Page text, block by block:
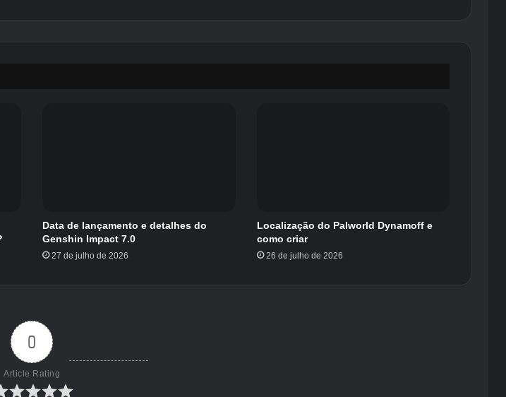
Data de lançamento e detalhes do
Genshin Impact 7.0
27 de julho de 2026
Localização do Palworld Dynamoff e
como criar
26 de julho de 2026
0
Article Rating